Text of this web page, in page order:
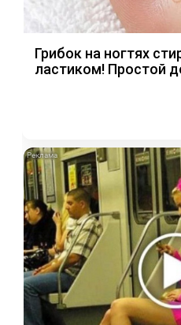
Грибок на ногтях
ластиком! Простой